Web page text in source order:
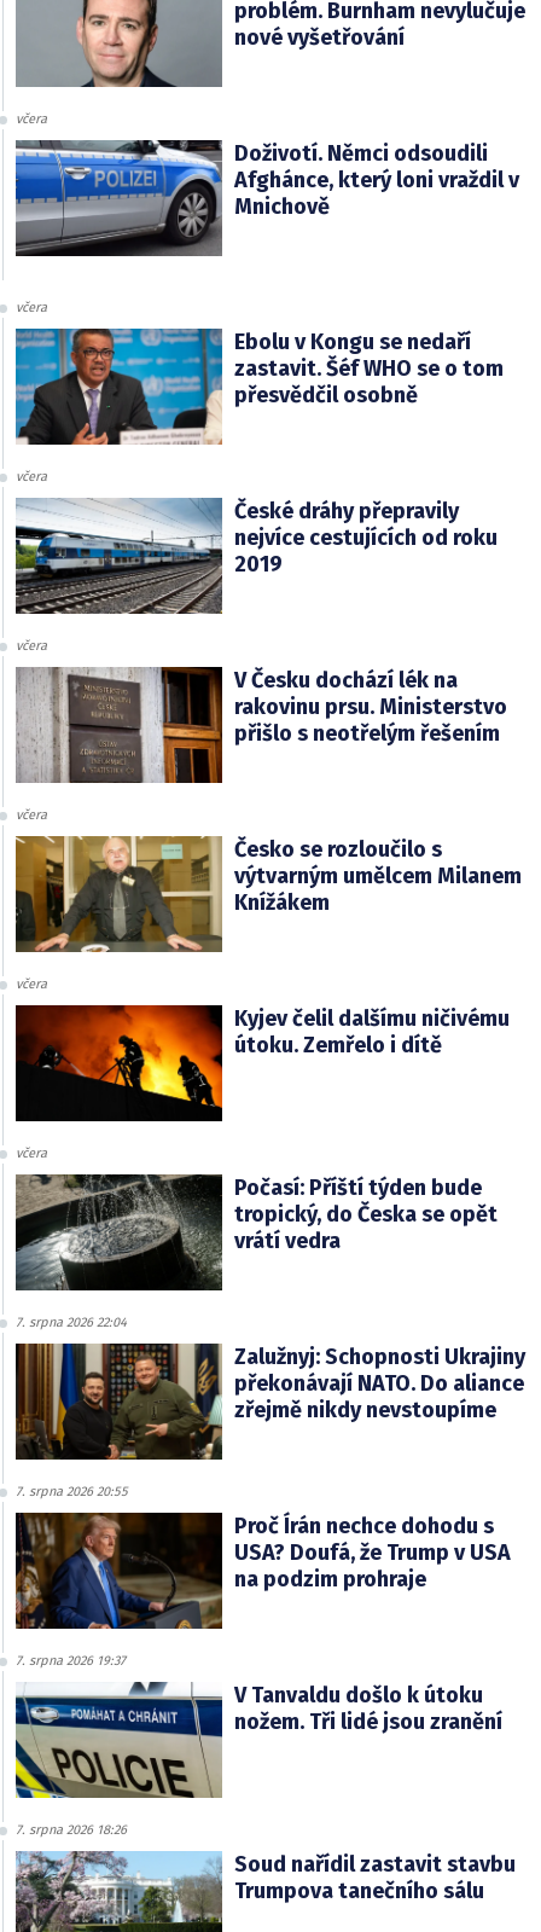
problém. Burnham nevylučuje
nové vyšetřování
včera
Doživotí. Němci odsoudili
Afghánce, který loni vraždil v
Mnichově
včera
Ebolu v Kongu se nedaří
zastavit. Šéf WHO se o tom
přesvědčil osobně
včera
České dráhy přepravily
nejvíce cestujících od roku
2019
včera
V Česku dochází lék na
rakovinu prsu. Ministerstvo
přišlo s neotřelým řešením
včera
Česko se rozloučilo s
výtvarným umělcem Milanem
Knížákem
včera
Kyjev čelil dalšímu ničivému
útoku. Zemřelo i dítě
včera
Počasí: Příští týden bude
tropický, do Česka se opět
vrátí vedra
7. srpna 2026 22:04
Zalužnyj: Schopnosti Ukrajiny
překonávají NATO. Do aliance
zřejmě nikdy nevstoupíme
7. srpna 2026 20:55
Proč Írán nechce dohodu s
USA? Doufá, že Trump v USA
na podzim prohraje
7. srpna 2026 19:37
V Tanvaldu došlo k útoku
nožem. Tři lidé jsou zranění
7. srpna 2026 18:26
Soud nařídil zastavit stavbu
Trumpova tanečního sálu